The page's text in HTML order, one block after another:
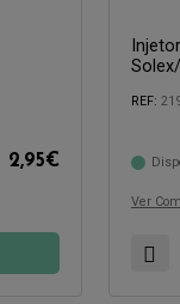
2,95€
REF:
Ver